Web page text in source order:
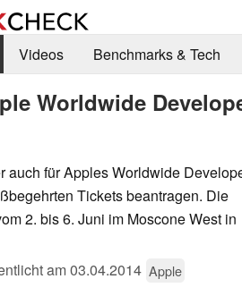
Videos Benchmarks & Tech
Worldwide
auch für Apples Worldwide
Tickets beantragen. Die
2. bis 6. Juni im Moscone West in
am03.04.2014 Apple